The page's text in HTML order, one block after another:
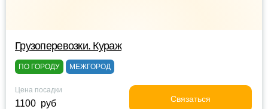
Грузоперевозки. Кураж
ПО ГОРОДУ МЕЖГОРОД
Цена посадки
1100 руб Связаться